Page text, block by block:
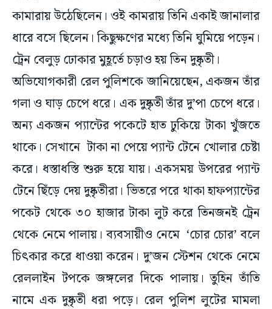
কামারায় উঠেছিলেন। ওই কামরায় তিনি একাই জানালার
ধারে বসে ছিলেন। কিছুক্ষণের মধ্যে তিনি ঘুমিয়ে পড়েন।
ট্রেন বেলুড় ঢোকার মুহূর্তে চড়াও হয় তিন দুষ্কৃতী।
অভিযোগকারী রেল পুলিশকে জানিয়েছেন, একজন তাঁর
গলা ও ঘাড় চেপে ধরে। এক দুষ্কৃতী তাঁর দু’পা চেপে ধরে।
অন্য একজন প্যান্টের পকেটে হাত ঢুকিয়ে টাকা খুঁজতে
থাকে। সেখানে টাকা না পেয়ে প্যান্ট টেনে খোলার চেষ্টা
করে। ধস্তাধস্তি শুরু হয়ে যায়। একসময় উপরের প্যান্ট
টেনে ছিঁড়ে দেয় দুষ্কৃতীরা। ভিতরে পরে থাকা হাফপ্যান্টের
পকেট থেকে ৩০ হাজার টাকা লুট করে তিনজনই ট্রেন
থেকে নেমে পালায়। ব্যবসায়ীও নেমে ‘চোর চোর’ বলে
চিৎকার করে ধাওয়া করেন। দু’জন স্টেশন থেকে নেমে
রেললাইন টপকে জঙ্গলের দিকে পালায়। তুহিন তাঁতি
নামে এক দুষ্কৃতী ধরা পড়ে। রেল পুলিশ লুটের মামলা